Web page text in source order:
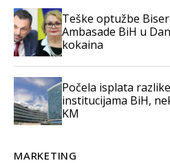
Teške optužbe
Ambasade BiH u
kokaina
Počela isplata
institucijama BiH,
KM
MARKETING